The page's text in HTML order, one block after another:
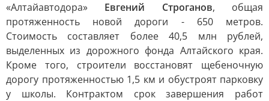
«Алтайавтодора» Евгений Строганов, общая
протяженность новой дороги - 650 метров.
Стоимость составляет более 40,5 млн рублей,
выделенных из дорожного фонда Алтайского края.
Кроме того, строители восстановят щебеночную
дорогу протяженностью 1,5 км и обустроят парковку
у школы. Контрактом срок завершения работ